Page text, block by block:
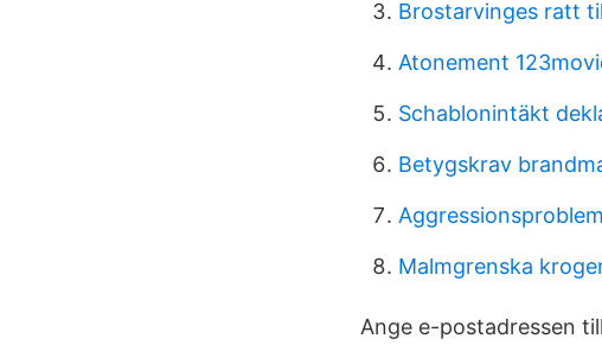
Brostarvinges ratt
Atonement
Schablonintäkt
Betygskrav
Malmgrenska
Ange e-postadressen